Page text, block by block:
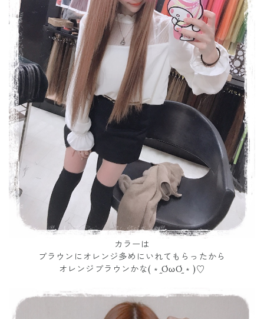
カラーは
ブラウンにオレンジ多めにいれてもらったから
オレンジブラウンかな(﹡֦ƠωƠ֦﹡)♡